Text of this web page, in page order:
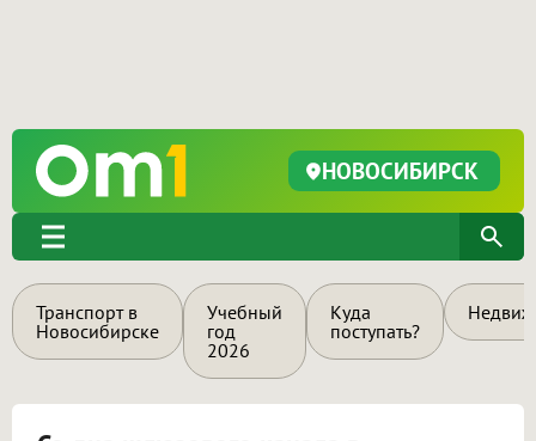
НОВОСИБИРСК
Транспорт в
Новосибирске
Учебный
год
2026
Куда
поступать?